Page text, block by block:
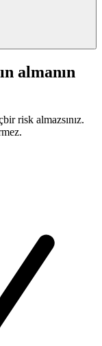
almanın
risk almazsınız.